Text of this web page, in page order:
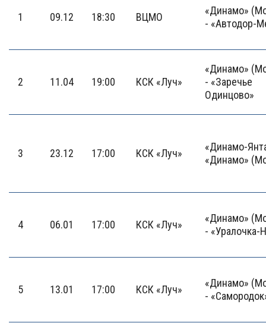
1 09.12 18:30 ВЦМО
«Динамо»
- «Автодор-
2 11.04 19:00 КСК «Луч»
«Динамо»
- «Заречье
Одинцово»
3 23.12 17:00 КСК «Луч»
«Динамо-
«Динамо»
4 06.01 17:00 КСК «Луч»
«Динамо»
- «Уралочка-
5 13.01 17:00 КСК «Луч»
«Динамо»
-